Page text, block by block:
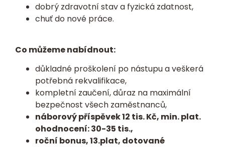
dobrý zdravotní stav a fyzická zdatnost,
chuť do nové práce.
Co můžeme nabídnout:
důkladné proškolení po nástupu a veškerá
potřebná rekvalifikace,
kompletní zaučení, důraz na maximální
bezpečnost všech zaměstnanců,
náborový příspěvek 12 tis. Kč, min. plat.
ohodnocení: 30-35 tis.,
roční bonus, 13.plat, dotované